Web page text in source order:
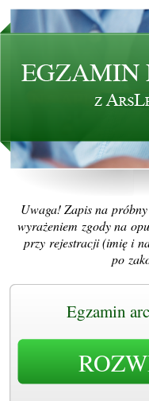
Uwaga! Zapis na
wyrażeniem zgody na
przy rejestracji (imię i
po
Egzamin